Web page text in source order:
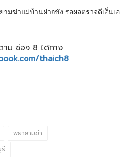
าม ช่อง 8 ได้ทาง
thaich8
พยายามฆ่า